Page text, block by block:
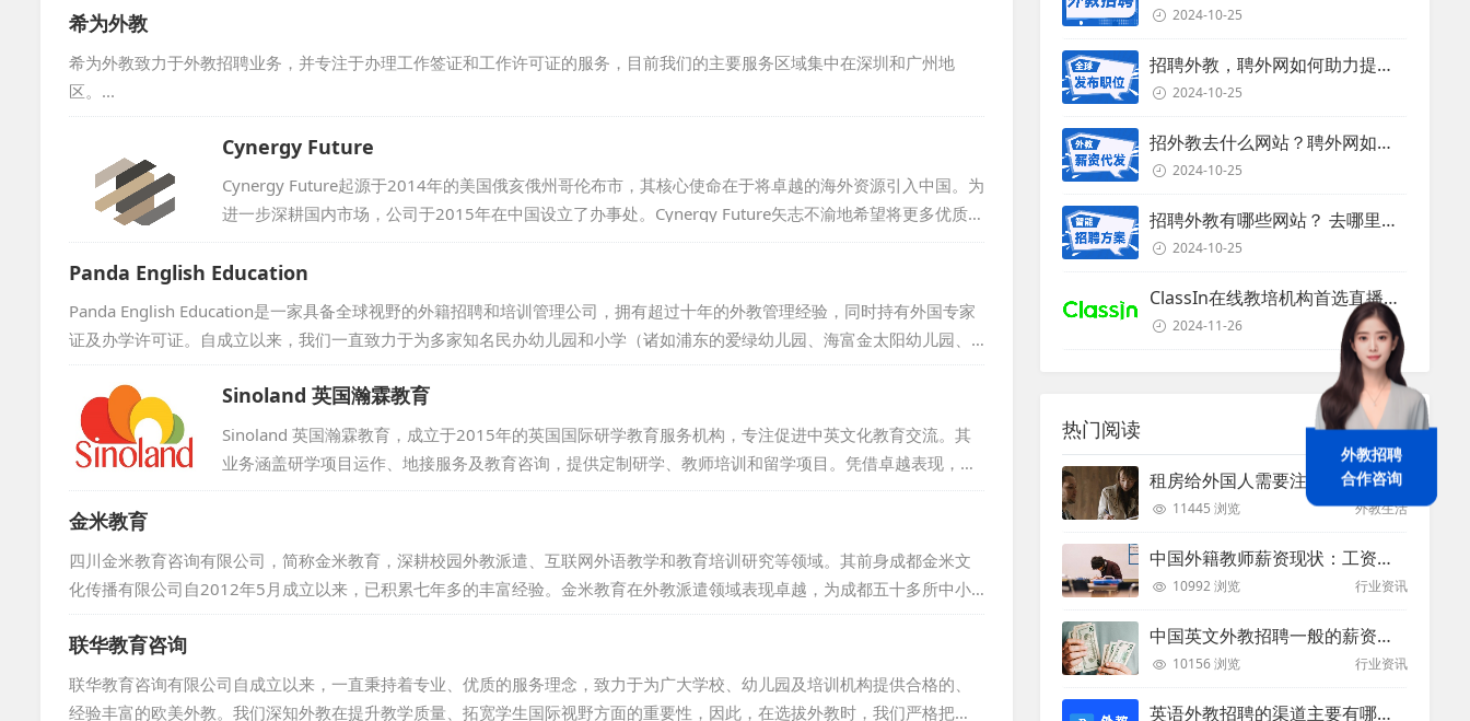
希为外教
希为外教致力于外教招聘业务，并专注于办理工作签证和工作许可证的服务，目前我们的主要服务区域集中在深圳和广州地
区。...
Cynergy Future
Cynergy Future起源于2014年的美国俄亥俄州哥伦布市，其核心使命在于将卓越的海外资源引入中国。为
进一步深耕国内市场，公司于2015年在中国设立了办事处。Cynergy Future矢志不渝地希望将更多优质的
海外资源引入中国，通过教育的桥梁，让中国的学子们能够亲身体验并领略世界的广阔与多彩。依托中美
双方优质的院校资源，公司已成功促成了多所中美院校的合作与交流，进而推动中美两国在教育和文化领
域的深度交融与发展。...
Panda English Education
Panda English Education是一家具备全球视野的外籍招聘和培训管理公司，拥有超过十年的外教管理经验，同时持有外国专家
证及办学许可证。自成立以来，我们一直致力于为多家知名民办幼儿园和小学（诸如浦东的爱绿幼儿园、海富金太阳幼儿园、
世纪星幼儿园、万科实验小学、七宝外国语小学、洋泾外国语小学、菊园小学和海桐小学等）稳定地输送外教老师，为这些学
校提供了质量上乘且数量充足的师资支持，因此在业界赢得了广泛的好评与卓越的口碑。...
Sinoland 英国瀚霖教育
Sinoland 英国瀚霖教育，成立于2015年的英国国际研学教育服务机构，专注促进中英文化教育交流。其
业务涵盖研学项目运作、地接服务及教育咨询，提供定制研学、教师培训和留学项目。凭借卓越表现，赢
得良好口碑，年接待学员近500人次。作为English UK认证会员，多次亮相国际峰会，展示专业实力。Sin
金米教育
四川金米教育咨询有限公司，简称金米教育，深耕校园外教派遣、互联网外语教学和教育培训研究等领域。其前身成都金米文
化传播有限公司自2012年5月成立以来，已积累七年多的丰富经验。金米教育在外教派遣领域表现卓越，为成都五十多所中小
学、幼儿园提供优质服务，并逐步扩大至川内乃至全国范围。随着《国家中长期教育改革和发展规划纲要》的推进，金米教育
期望与您携手，共同探索外语教学模式的创新与技术融合，丰富教学内容，打造特色品牌，成为您提升外语教学水平的最佳助
手和合作伙伴，共绘教育新篇。...
联华教育咨询
联华教育咨询有限公司自成立以来，一直秉持着专业、优质的服务理念，致力于为广大学校、幼儿园及培训机构提供合格的、
经验丰富的欧美外教。我们深知外教在提升教学质量、拓宽学生国际视野方面的重要性，因此，在选拔外教时，我们严格把
2024-10-25
招聘外教，聘外网如何助力提升招聘效率？
2024-10-25
招外教去什么网站？聘外网如何助力企业外教招聘
2024-10-25
招聘外教有哪些网站？ 去哪里招聘外教？
2024-10-25
ClassIn在线教培机构首选直播课堂服务商
2024-11-26
热门阅读
租房给外国人需要注意些什么？
11445 浏览 外教生活
中国外籍教师薪资现状：工资和待遇都非常高
10992 浏览 行业资讯
中国英文外教招聘一般的薪资是多少？
10156 浏览 行业资讯
英语外教招聘的渠道主要有哪些？
外教招聘
合作咨询